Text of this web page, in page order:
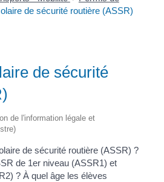
de sécurité routière (ASSR)
de sécurité
de l'information légale et
de sécurité routière (ASSR) ?
de 1er niveau (ASSR1) et
? À quel âge les élèves